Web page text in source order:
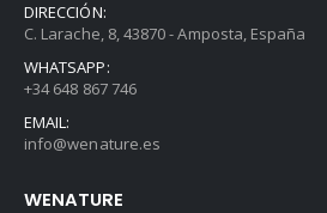
DIRECCIÓN:
C. Larache, 8, 43870 - Amposta, España
WHATSAPP:
+34 648 867 746
EMAIL:
info@wenature.es
WENATURE